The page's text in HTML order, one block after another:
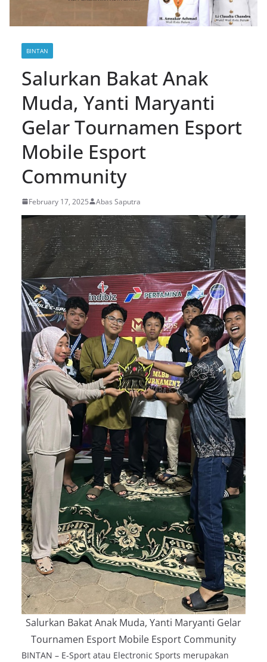
BINTAN
Salurkan Bakat Anak
Muda, Yanti Maryanti
Gelar Tournamen Esport
Mobile Esport
Community
February 17, 2025 Abas Saputra
Salurkan Bakat Anak Muda, Yanti Maryanti Gelar
Tournamen Esport Mobile Esport Community
BINTAN – E-Sport atau Electronic Sports merupakan